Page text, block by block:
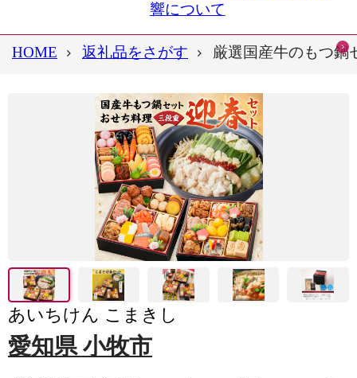
響について
HOME 返礼品をさがす 厳選国産牛のもつ鍋
あいちけん こまきし
愛知県 小牧市